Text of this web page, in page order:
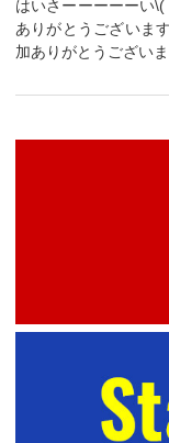
はいさーーーーーい\(
ありがとうございま
加ありがとうござい